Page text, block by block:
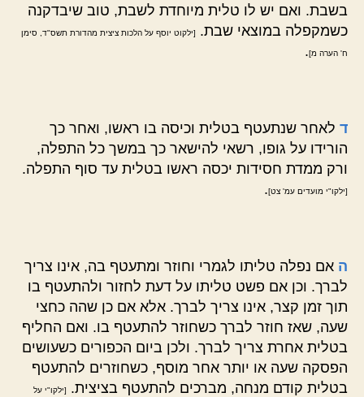
בשבת. ואם יש לו טלית מיוחדת לשבת, טוב שיבדקנה
כשמקפלה במוצאי שבת.
[ילקוט יוסף על הלכות ציצית מהדורת תשס"ד, סימן
ח' הערה מ].
ד לאחר שנתעטף בטלית וכיסה בו ראשו, ואחר כך
הורידו על גופו, רשאי להישאר כך במשך כל התפלה,
ורק ממדת חסידות יכסה ראשו בטלית עד סוף התפלה.
[ילקו"י מועדים עמ' צט].
ה אם נפלה טליתו לגמרי וחוזר ומתעטף בה, אינו צריך
לברך. וכן אם פשט טליתו על דעת לחזור ולהתעטף בו
תוך זמן קצר, אינו צריך לברך. אלא אם כן שהה כחצי
שעה, שאז חוזר לברך כשחוזר להתעטף בו. ואם החליף
בטלית אחרת צריך לברך. ולכן ביום הכפורים כשעושים
הפסקה שעה או יותר אחר מוסף, כשחוזרים להתעטף
בטלית קודם מנחה, מברכים להתעטף בציצית.
[ילקו"י על